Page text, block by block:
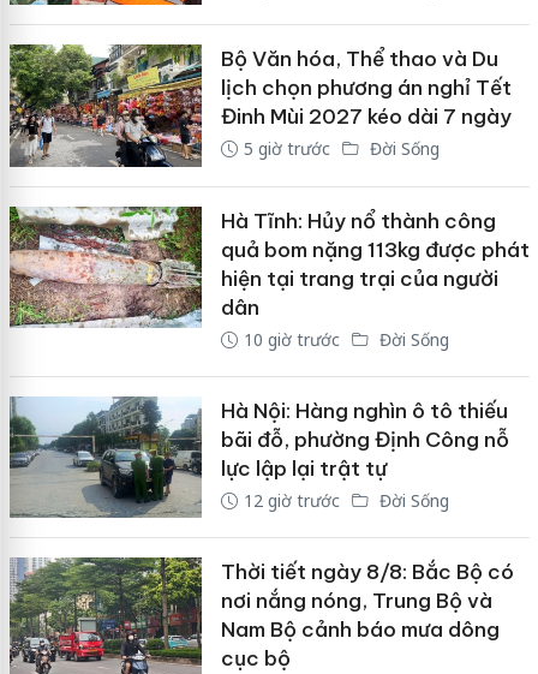
Bộ Văn hóa, Thể thao và Du
lịch chọn phương án nghỉ Tết
Đinh Mùi 2027 kéo dài 7 ngày
5 giờ trước Đời Sống
Hà Tĩnh: Hủy nổ thành công
quả bom nặng 113kg được phát
hiện tại trang trại của người
dân
10 giờ trước Đời Sống
Hà Nội: Hàng nghìn ô tô thiếu
bãi đỗ, phường Định Công nỗ
lực lập lại trật tự
12 giờ trước Đời Sống
Thời tiết ngày 8/8: Bắc Bộ có
nơi nắng nóng, Trung Bộ và
Nam Bộ cảnh báo mưa dông
cục bộ